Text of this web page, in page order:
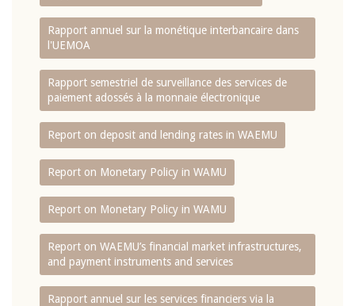
Rapport annuel sur la monétique interbancaire dans
l'UEMOA
Rapport semestriel de surveillance des services de
paiement adossés à la monnaie électronique
Report on deposit and lending rates in WAEMU
Report on Monetary Policy in WAMU
Report on Monetary Policy in WAMU
Report on WAEMU’s financial market infrastructures,
and payment instruments and services
Rapport annuel sur les services financiers via la